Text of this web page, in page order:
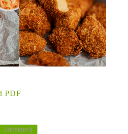
Udostępnij